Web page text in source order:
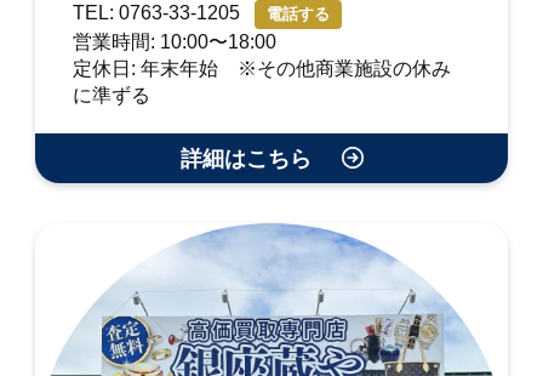
TEL: 0763-33-1205 電話する
営業時間: 10:00〜18:00
定休日: 年末年始 ※その他商業施設の休み
に準ずる
詳細はこちら